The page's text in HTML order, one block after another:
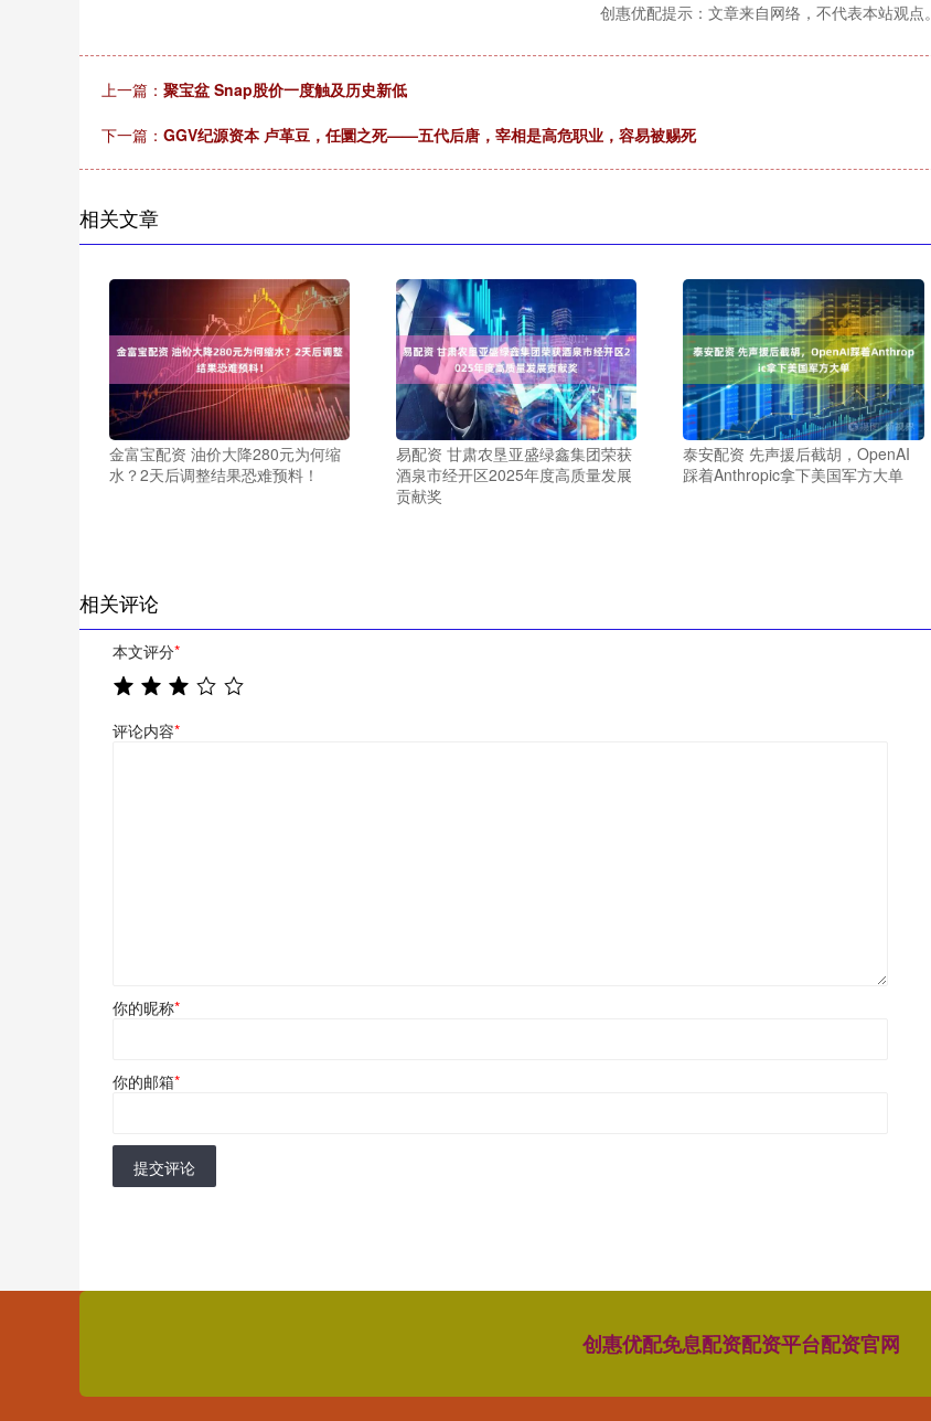
创惠优配提示：文章来自网络，不代表本站观点。
上一篇： 聚宝盆 Snap股价一度触及历史新低
下一篇： GGV纪源资本 卢革豆，任圜之死——五代后唐，宰相是高危职业，容易被赐死
相关文章
金富宝配资 油价大降280元为何缩
水？2天后调整结果恐难预料！
易配资 甘肃农垦亚盛绿鑫集团荣获
酒泉市经开区2025年度高质量发展
贡献奖
泰安配资 先声援后截胡，OpenAI
踩着Anthropic拿下美国军方大单
相关评论
本文评分*
评论内容*
你的昵称*
你的邮箱*
提交评论
创惠优配免息配资配资平台配资官网